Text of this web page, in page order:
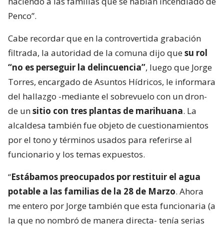
Penco”.
Cabe recordar que en la controvertida grabación
filtrada, la autoridad de la comuna dijo quesu rol
“no es perseguir la delincuencia”, luego que Jorge
Torres, encargado de Asuntos Hídricos, le informara
del hallazgo -mediante el sobrevuelo con un dron-
de unsitio con tres plantas de marihuana. La
alcaldesa también fue objeto de cuestionamientos
por el tono y términos usados para referirse al
funcionario y los temas expuestos.
“Estábamos preocupados por restituir el agua
potable a las familias de la 28 de Marzo. Ahora
me entero por Jorge también que esta funcionaria (a
la que no nombró de manera directa- tenía serias